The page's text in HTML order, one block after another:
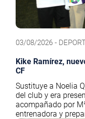
03/08/2026 -
Kike Ramírez,
CF
Sustituye a Noelia
del club y era
acompañado por
entrenadora y